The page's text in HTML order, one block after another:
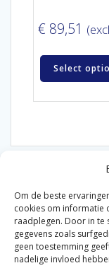
Om de beste
cookies om informatie
raadplegen. Door in te
gegevens zoals
geen toestemming
nadelige invloed
€ 89,51
Select
© 2026 Van